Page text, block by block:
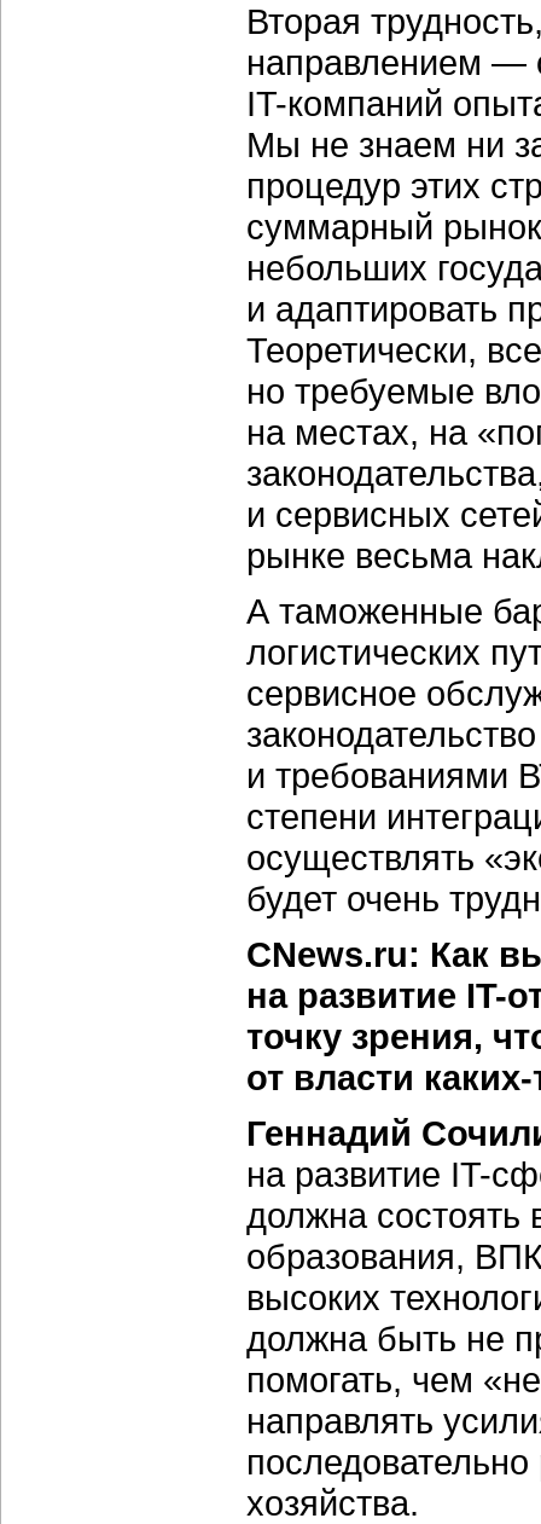
Вторая
направлением —
IT-компаний
Мы не знаем ни
процедур этих
суммарный рынок
небольших
и адаптировать
Теоретически,
но требуемые
на местах, на
и сервисных
рынке весьма
А таможенные
логистических
сервисное
и требованиями
степени
осуществлять
будет очень
CNews.ru: Как
на развитие IT-
точку зрения,
от власти
Геннадий
на развитие IT-
должна состоять
образования,
высоких
должна быть не
помогать, чем
направлять
хозяйства.